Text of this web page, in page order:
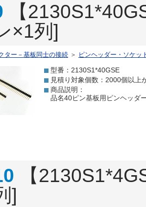
【
×1列]
ター－基板同士の接続 ＞ ピンヘッダー・ソケッ
型番：2130S1*40GSE
見積り対象個数：2000個以上
商品説明：
品名40ピン基板用ピンヘッダ
【
]